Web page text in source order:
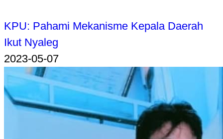
KPU: Pahami Mekanisme Kepala Daerah
Ikut Nyaleg
2023-05-07